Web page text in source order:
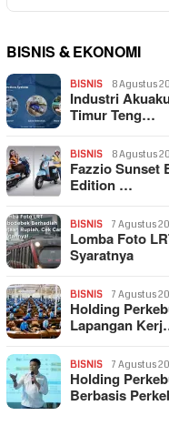
BISNIS & EKONOMI
BISNIS 8 Agustus
Industri
Timur Teng…
BISNIS 8 Agustus
Fazzio Sunset
Edition …
BISNIS 7 Agustus
Lomba Foto
Syaratnya
BISNIS 7 Agustus
Holding
Lapangan
BISNIS 7 Agustus
Holding
Berbasis